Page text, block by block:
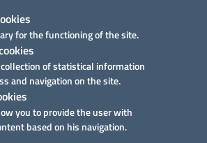
for the functioning of the site.
of statistical information
and navigation on the site.
you to provide the user with
based on his navigation.